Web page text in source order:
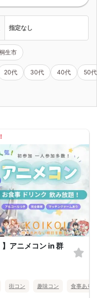
指定なし
生市
20代 30代 40代 50代
】アニメコン in 群
街コン 趣味コン 食事あり